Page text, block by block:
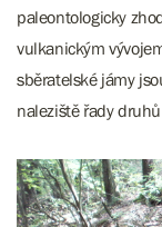
paleontologicky
vulkanickým
sběratelské jámy
naleziště řady